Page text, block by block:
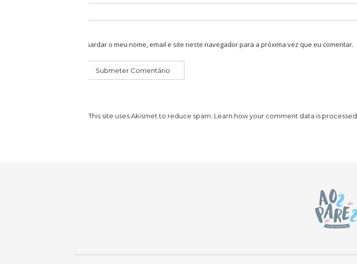
Guardar o meu nome, email e site neste navegador para a próxima vez que eu comentar.
This site uses Akismet to reduce spam. Learn how your comment data is processed.